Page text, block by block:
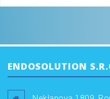
ENDOSOLUTION